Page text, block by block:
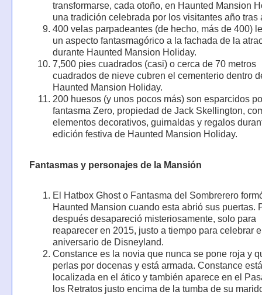
transformarse, cada otoño, en Haunted Mansion
una tradición celebrada por los visitantes año tras
400 velas parpadeantes (de hecho, más de 400)
un aspecto fantasmagórico a la fachada de la
durante Haunted Mansion Holiday.
7,500 pies cuadrados (casi) o cerca de 70 metros
cuadrados de nieve cubren el cementerio dentro
Haunted Mansion Holiday.
200 huesos (y unos pocos más) son esparcidos
fantasma Zero, propiedad de Jack Skellington,
elementos decorativos, guirnaldas y regalos
edición festiva de Haunted Mansion Holiday.
Fantasmas y personajes de la Mansión
El Hatbox Ghost o Fantasma del Sombrerero
Haunted Mansion cuando esta abrió sus puertas.
después desapareció misteriosamente, solo para
reaparecer en 2015, justo a tiempo para celebrar
aniversario de Disneyland.
Constance es la novia que nunca se pone roja y
perlas por docenas y está armada. Constance está
localizada en el ático y también aparece en el
los Retratos justo encima de la tumba de su